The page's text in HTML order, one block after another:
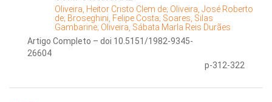
Oliveira, Heitor Cristo Clem de; Oliveira, José Roberto
de; Broseghini, Felipe Costa; Soares, Silas
Gambarine; Oliveira, Sábata Marla Reis Durães
Artigo Completo – doi 10.5151/1982-9345-
26604
p-312-322